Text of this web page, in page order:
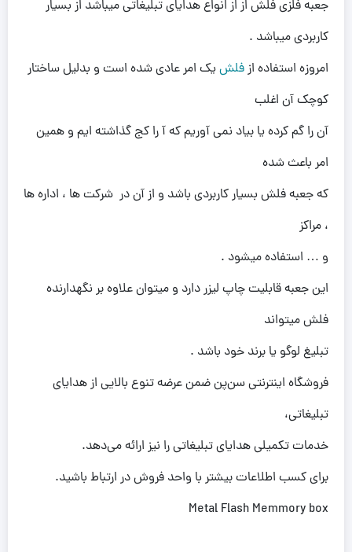
جعبه فلزی فلش از از انواع هدایای تبلیغاتی میباشد از بسیار
کاربردی میباشد .
امروزه استفاده ازفلشیک امر عادی شده است و بدلیل ساختار
کوچک آن اغلب
آن را گم کرده یا بیاد نمی آوریم که آ را کج گذاشته ایم و همین
امر باعث شده
که جعبه فلش بسیار کاربردی باشد و از آن در شرکت ها ، اداره ها
، مراکز
و … استفاده میشود .
این جعبه قابلیت چاپ لیزر دارد و میتوان علاوه بر نگهدارنده
فلش میتواند
تبلیغ لوگو یا برند خود باشد .
فروشگاه اینترنتی سن‌پن ضمن عرضه تنوع بالایی از هدایای
تبلیغاتی،
خدمات تکمیلی هدایای تبلیغاتی را نیز ارائه می‌دهد.
برای کسب اطلاعات بیشتر با واحد فروش در ارتباط باشید.
Metal Flash Memmory box